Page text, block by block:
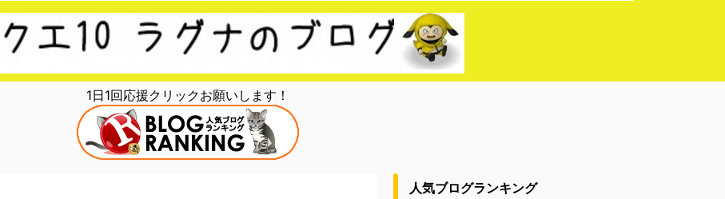
1日1回応援クリックお願いします！
人気ブログランキング